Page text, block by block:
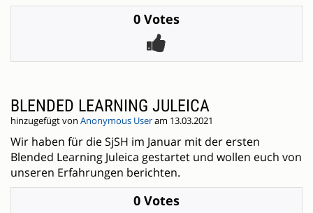
0 Votes
BLENDED LEARNING JULEICA
hinzugefügt von Anonymous Useram 13.03.2021
Wir haben für die SjSH im Januar mit der ersten
Blended Learning Juleica gestartet und wollen euch von
unseren Erfahrungen berichten.
0 Votes